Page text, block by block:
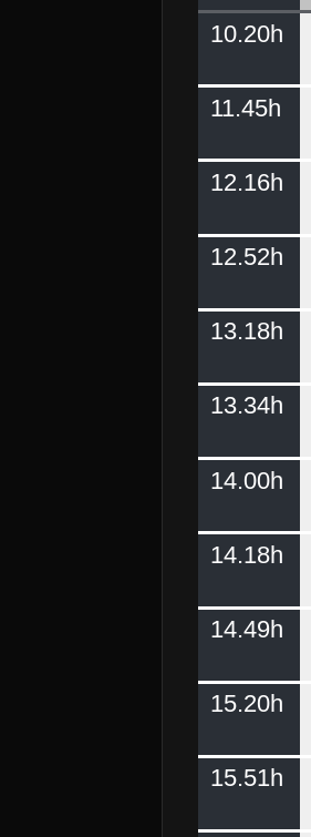
10.20h
11.45h
12.16h
12.52h
13.18h
13.34h
14.00h
14.18h
14.49h
15.20h
15.51h